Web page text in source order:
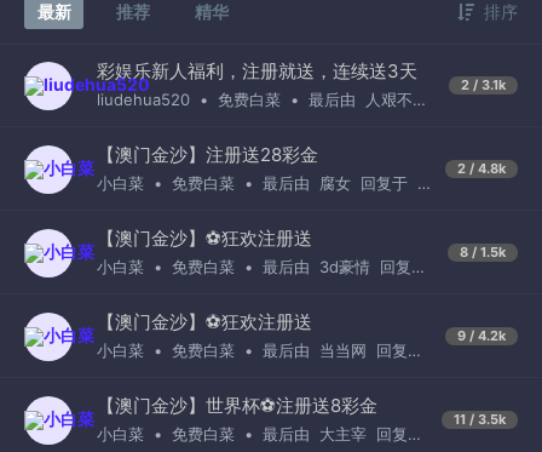
最新 推荐 精华 排序
彩娱乐新人福利，注册就送，连续送3天
liudehua520 • 免费白菜 • 最后由
人艰不拆
2 / 3.1k
【澳门金沙】注册送28彩金
小白菜 • 免费白菜 • 最后由 腐女 回复于 1
2 / 4.8k
【澳门金沙】⚽️狂欢注册送
小白菜 • 免费白菜 • 最后由 3d豪情 回复于
8 / 1.5k
【澳门金沙】⚽️狂欢注册送
小白菜 • 免费白菜 • 最后由 当当网
回复于
9 / 4.2k
【澳门金沙】世界杯⚽️注册送8彩金
小白菜 • 免费白菜 • 最后由 大主宰 回复于
11 / 3.5k